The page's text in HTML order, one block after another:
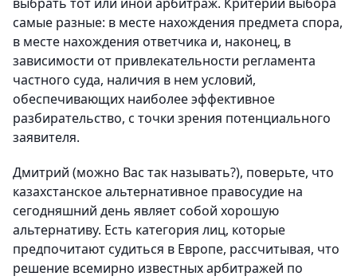
выбрать тот или иной арбитраж. Критерии выбора
самые разные: в месте нахождения предмета спора,
в месте нахождения ответчика и, наконец, в
зависимости от привлекательности регламента
частного суда, наличия в нем условий,
обеспечивающих наиболее эффективное
разбирательство, с точки зрения потенциального
заявителя.
Дмитрий (можно Вас так называть?), поверьте, что
казахстанское альтернативное правосудие на
сегодняшний день являет собой хорошую
альтернативу. Есть категория лиц, которые
предпочитают судиться в Европе, рассчитывая, что
решение всемирно известных арбитражей по